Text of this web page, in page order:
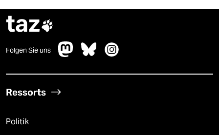
taz
Folgen Sie uns
Ressorts
Politik